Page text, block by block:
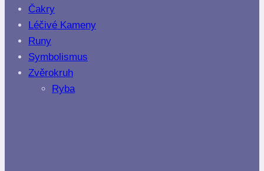
Čakry
Léčivé Kameny
Runy
Symbolismus
Zvěrokruh
Ryba